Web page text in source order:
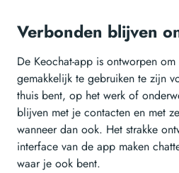
Verbonden blijven
De Keochat-app is ontworpen
gemakkelijk te gebruiken te zijn
thuis bent, op het werk of
blijven met je contacten en met
wanneer dan ook. Het strakke
interface van de app maken
waar je ook bent.